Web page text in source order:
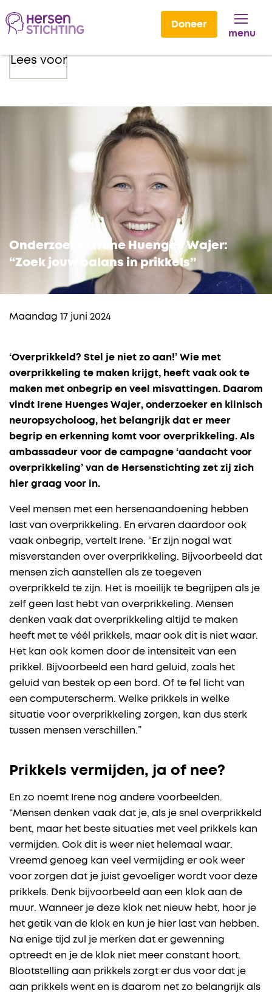
Doneer
menu
Lees voor
Onderzoeker Irene Huenges Wajer:
“Zoek jouw balans in prikkels”
Maandag 17 juni 2024
‘Overprikkeld? Stel je niet zo aan!’ Wie met
overprikkeling te maken krijgt, heeft vaak ook te
maken met onbegrip en veel misvattingen. Daarom
vindt Irene Huenges Wajer, onderzoeker en klinisch
neuropsycholoog, het belangrijk dat er meer
begrip en erkenning komt voor overprikkeling. Als
ambassadeur voor de campagne ‘aandacht voor
overprikkeling’ van de Hersenstichting zet zij zich
hier graag voor in.
Veel mensen met een hersenaandoening hebben
last van overprikkeling. En ervaren daardoor ook
vaak onbegrip, vertelt Irene. “Er zijn nogal wat
misverstanden over overprikkeling. Bijvoorbeeld dat
mensen zich aanstellen als ze toegeven
overprikkeld te zijn. Het is moeilijk te begrijpen als je
zelf geen last hebt van overprikkeling. Mensen
denken vaak dat overprikkeling altijd te maken
heeft met te véél prikkels, maar ook dit is niet waar.
Het kan ook komen door de intensiteit van een
prikkel. Bijvoorbeeld een hard geluid, zoals het
geluid van bestek op een bord. Of te fel licht van
een computerscherm. Welke prikkels in welke
situatie voor overprikkeling zorgen, kan dus sterk
tussen mensen verschillen.”
Prikkels vermijden, ja of nee?
En zo noemt Irene nog andere voorbeelden.
“Mensen denken vaak dat je, als je snel overprikkeld
bent, maar het beste situaties met veel prikkels kan
vermijden. Ook dit is weer niet helemaal waar.
Vreemd genoeg kan veel vermijding er ook weer
voor zorgen dat je juist gevoeliger wordt voor deze
prikkels. Denk bijvoorbeeld aan een klok aan de
muur. Wanneer je deze klok net nieuw hebt, hoor je
het getik van de klok en kun je hier last van hebben.
Na enige tijd zul je merken dat er gewenning
optreedt en je de klok niet meer constant hoort.
Blootstelling aan prikkels zorgt er dus voor dat je
aan prikkels went en is daarom net zo belangrijk als